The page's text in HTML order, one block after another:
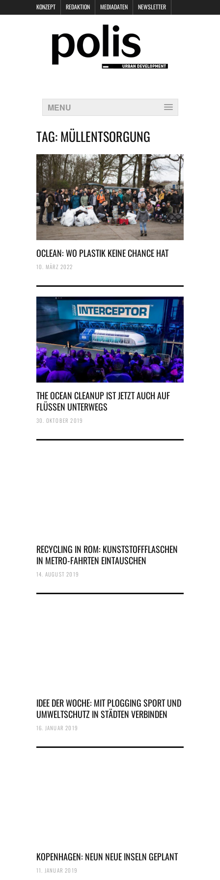
KONZEPT REDAKTION MEDIADATEN NEWSLETTER
DATENSCHUTZ
MENU
TAG:MÜLLENTSORGUNG
OCLEAN: WO PLASTIK KEINE CHANCE HAT
10. MÄRZ 2022
THE OCEAN CLEANUP IST JETZT AUCH AUF
FLÜSSEN UNTERWEGS
30. OKTOBER 2019
RECYCLING IN ROM: KUNSTSTOFFFLASCHEN
IN METRO-FAHRTEN EINTAUSCHEN
14. AUGUST 2019
IDEE DER WOCHE: MIT PLOGGING SPORT UND
UMWELTSCHUTZ IN STÄDTEN VERBINDEN
16. JANUAR 2019
KOPENHAGEN: NEUN NEUE INSELN GEPLANT
11. JANUAR 2019